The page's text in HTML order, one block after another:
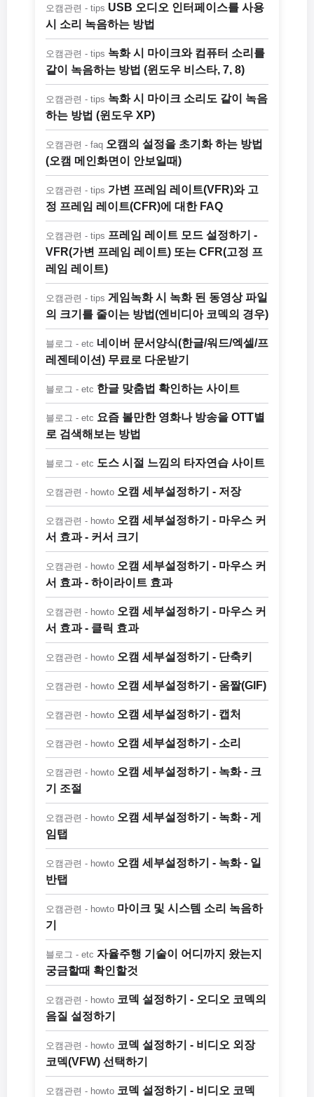
오캠관련 - tips USB 오디오 인터페이스를 사용
시 소리 녹음하는 방법
오캠관련 - tips 녹화 시 마이크와 컴퓨터 소리를
같이 녹음하는 방법 (윈도우 비스타, 7, 8)
오캠관련 - tips 녹화 시 마이크 소리도 같이 녹음
하는 방법 (윈도우 XP)
오캠관련 - faq 오캠의 설정을 초기화 하는 방법
(오캠 메인화면이 안보일때)
오캠관련 - tips 가변 프레임 레이트(VFR)와 고
정 프레임 레이트(CFR)에 대한 FAQ
오캠관련 - tips 프레임 레이트 모드 설정하기 -
VFR(가변 프레임 레이트) 또는 CFR(고정 프
레임 레이트)
오캠관련 - tips 게임녹화 시 녹화 된 동영상 파일
의 크기를 줄이는 방법(엔비디아 코덱의 경우)
블로그 - etc 네이버 문서양식(한글/워드/엑셀/프
레젠테이션) 무료로 다운받기
블로그 - etc 한글 맞춤법 확인하는 사이트
블로그 - etc 요즘 볼만한 영화나 방송을 OTT별
로 검색해보는 방법
블로그 - etc 도스 시절 느낌의 타자연습 사이트
오캠관련 - howto 오캠 세부설정하기 - 저장
오캠관련 - howto 오캠 세부설정하기 - 마우스 커
서 효과 - 커서 크기
오캠관련 - howto 오캠 세부설정하기 - 마우스 커
서 효과 - 하이라이트 효과
오캠관련 - howto 오캠 세부설정하기 - 마우스 커
서 효과 - 클릭 효과
오캠관련 - howto 오캠 세부설정하기 - 단축키
오캠관련 - howto 오캠 세부설정하기 - 움짤(GIF)
오캠관련 - howto 오캠 세부설정하기 - 캡처
오캠관련 - howto 오캠 세부설정하기 - 소리
오캠관련 - howto 오캠 세부설정하기 - 녹화 - 크
기 조절
오캠관련 - howto 오캠 세부설정하기 - 녹화 - 게
임탭
오캠관련 - howto 오캠 세부설정하기 - 녹화 - 일
반탭
오캠관련 - howto 마이크 및 시스템 소리 녹음하
기
블로그 - etc 자율주행 기술이 어디까지 왔는지
궁금할때 확인할것
오캠관련 - howto 코덱 설정하기 - 오디오 코덱의
음질 설정하기
오캠관련 - howto 코덱 설정하기 - 비디오 외장
코덱(VFW) 선택하기
오캠관련 - howto 코덱 설정하기 - 비디오 코덱